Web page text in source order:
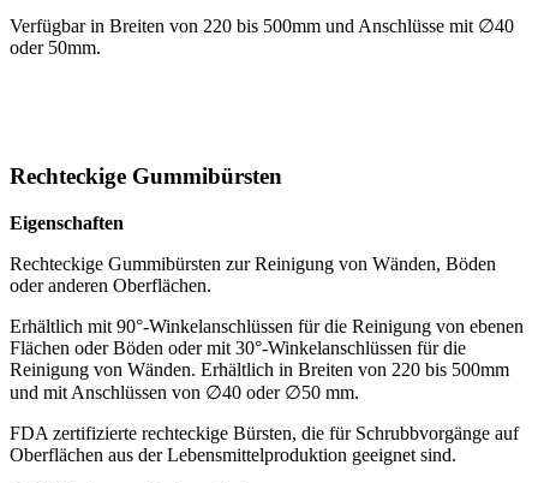
Verfügbar in Breiten von 220 bis 500mm und Anschlüsse mit ∅40
oder 50mm.
Rechteckige Gummibürsten
Eigenschaften
Rechteckige Gummibürsten zur Reinigung von Wänden, Böden
oder anderen Oberflächen.
Erhältlich mit 90°-Winkelanschlüssen für die Reinigung von ebenen
Flächen oder Böden oder mit 30°-Winkelanschlüssen für die
Reinigung von Wänden. Erhältlich in Breiten von 220 bis 500mm
und mit Anschlüssen von ∅40 oder ∅50 mm.
FDA zertifizierte rechteckige Bürsten, die für Schrubbvorgänge auf
Oberflächen aus der Lebensmittelproduktion geeignet sind.